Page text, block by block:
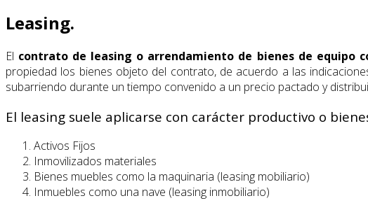
Leasing.
El contrato de leasing o arrendamiento de bienes de equipo
propiedad los bienes objeto del contrato, de acuerdo a las
subarriendo durante un tiempo convenido a un precio pactado y
El leasing suele aplicarse con carácter productivo o
Activos Fijos
Inmovilizados materiales
Bienes muebles como la maquinaria (leasing mobiliario)
Inmuebles como una nave (leasing inmobiliario)